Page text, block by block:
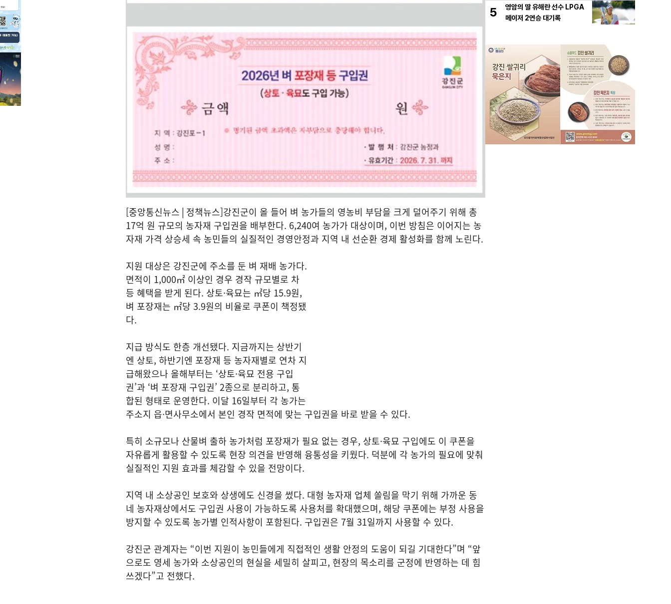
[중앙통신뉴스│정책뉴스]강진군이 올 들어 벼 농가들의 영농비 부담을 크게 덜어주기 위해 총
17억 원 규모의 농자재 구입권을 배부한다. 6,240여 농가가 대상이며, 이번 방침은 이어지는 농
자재 가격 상승세 속 농민들의 실질적인 경영안정과 지역 내 선순환 경제 활성화를 함께 노린다.
지원 대상은 강진군에 주소를 둔 벼 재배 농가다.
면적이 1,000㎡ 이상인 경우 경작 규모별로 차
등 혜택을 받게 된다. 상토·육묘는 ㎡당 15.9원,
벼 포장재는 ㎡당 3.9원의 비율로 쿠폰이 책정됐
다.
지급 방식도 한층 개선됐다. 지금까지는 상반기
엔 상토, 하반기엔 포장재 등 농자재별로 연차 지
급해왔으나 올해부터는 ‘상토·육묘 전용 구입
권’과 ‘벼 포장재 구입권’ 2종으로 분리하고, 통
합된 형태로 운영한다. 이달 16일부터 각 농가는
주소지 읍·면사무소에서 본인 경작 면적에 맞는 구입권을 바로 받을 수 있다.
특히 소규모나 산물벼 출하 농가처럼 포장재가 필요 없는 경우, 상토·육묘 구입에도 이 쿠폰을
자유롭게 활용할 수 있도록 현장 의견을 반영해 융통성을 키웠다. 덕분에 각 농가의 필요에 맞춰
실질적인 지원 효과를 체감할 수 있을 전망이다.
지역 내 소상공인 보호와 상생에도 신경을 썼다. 대형 농자재 업체 쏠림을 막기 위해 가까운 동
네 농자재상에서도 구입권 사용이 가능하도록 사용처를 확대했으며, 해당 쿠폰에는 부정 사용을
방지할 수 있도록 농가별 인적사항이 포함된다. 구입권은 7월 31일까지 사용할 수 있다.
강진군 관계자는 “이번 지원이 농민들에게 직접적인 생활 안정의 도움이 되길 기대한다”며 “앞
으로도 영세 농가와 소상공인의 현실을 세밀히 살피고, 현장의 목소리를 군정에 반영하는 데 힘
쓰겠다”고 전했다.
둘러야"
5
영암의 딸 유해란 선수 LPGA
메이저 2연승 대기록